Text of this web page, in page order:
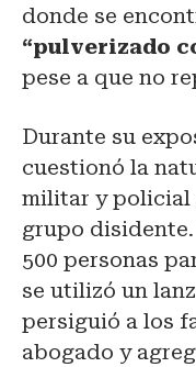
donde se
“pulverizado
pese a que no
Durante su
cuestionó la
militar y policial
grupo disidente.
500 personas
se utilizó un
persiguió a los
abogado y